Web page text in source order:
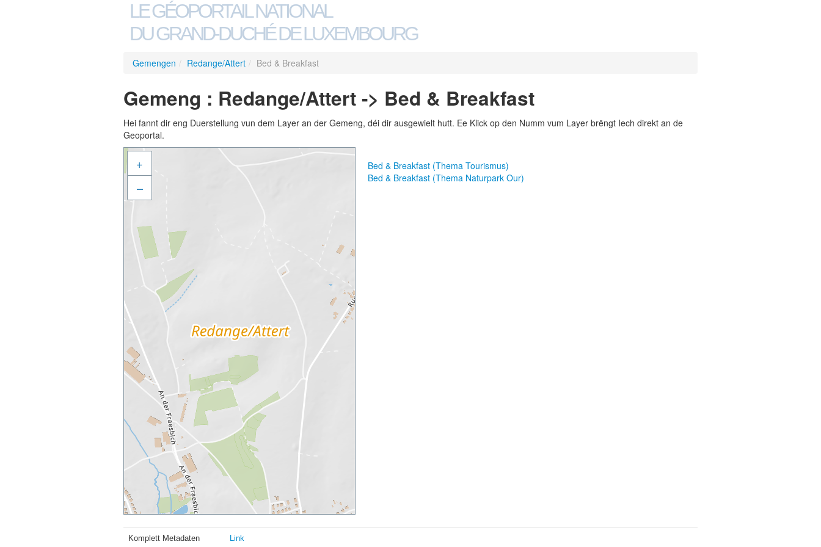
LE GÉOPORTAIL NATIONAL
DU GRAND-DUCHÉ DE LUXEMBOURG
Gemengen / Redange/Attert / Bed & Breakfast
Gemeng : Redange/Attert -> Bed & Breakfast
Hei fannt dir eng Duerstellung vun dem Layer an der Gemeng, déi dir ausgewielt hutt. Ee Klick op den Numm vum Layer brëngt Iech direkt an de
Geoportal.
+
–
Bed & Breakfast (Thema Tourismus)
Bed & Breakfast (Thema Naturpark Our)
Komplett Metadaten Link